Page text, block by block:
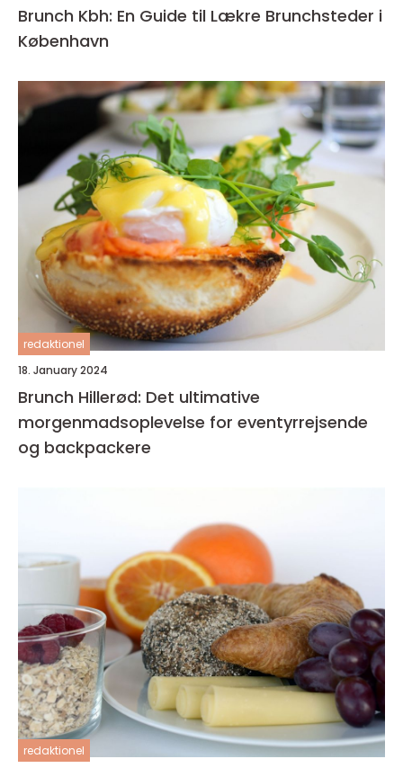
Brunch Kbh: En Guide til Lækre Brunchsteder i
København
redaktionel
18. January 2024
Brunch Hillerød: Det ultimative
morgenmadsoplevelse for eventyrrejsende
og backpackere
redaktionel